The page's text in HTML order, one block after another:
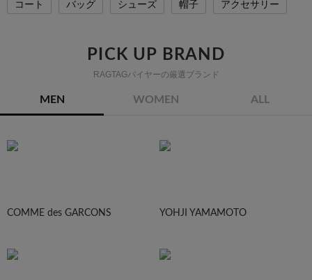
コート
バッグ シューズ 帽子 アクセサリー
PICK UP BRAND
RAGTAGバイヤーの厳選ブランド
MEN WOMEN ALL
COMME des GARCONS YOHJI YAMAMOTO